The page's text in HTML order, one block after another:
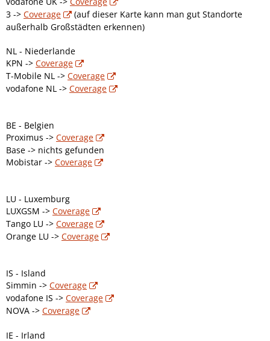
3 -> Coverage
(auf dieser Karte kann man gut Standorte
außerhalb Großstädten erkennen)
NL - Niederlande
KPN -> Coverage
T-Mobile NL -> Coverage
vodafone NL -> Coverage
BE - Belgien
Proximus -> Coverage
Base -> nichts gefunden
Mobistar -> Coverage
LU - Luxemburg
LUXGSM -> Coverage
Tango LU -> Coverage
Orange LU -> Coverage
IS - Island
Simmin -> Coverage
vodafone IS -> Coverage
NOVA -> Coverage
IE - Irland